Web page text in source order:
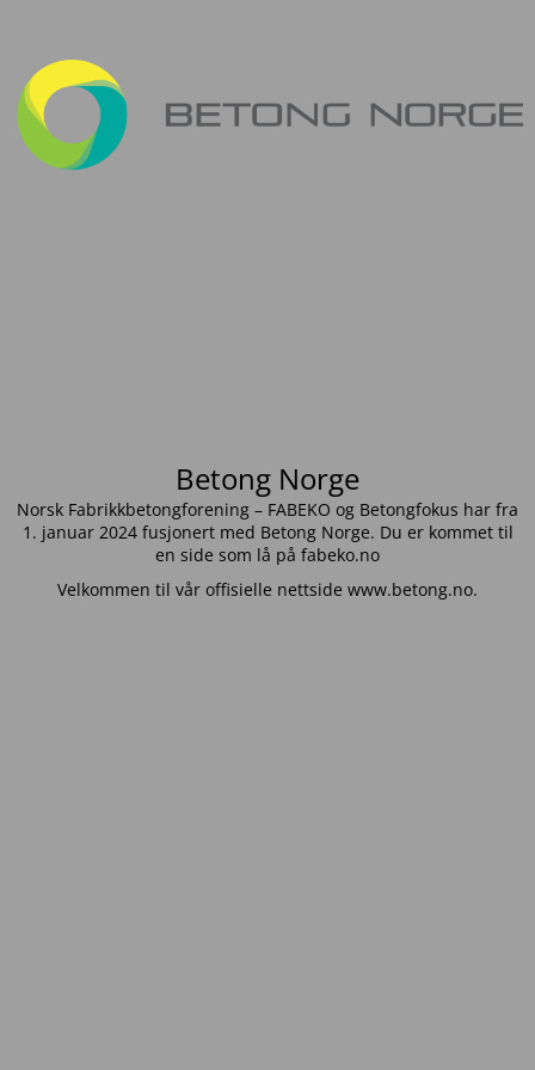
Betong Norge
Norsk Fabrikkbetongforening – FABEKO og Betongfokus har fra
1. januar 2024 fusjonert med Betong Norge. Du er kommet til
en side som lå på fabeko.no
Velkommen til vår offisielle nettside www.betong.no.